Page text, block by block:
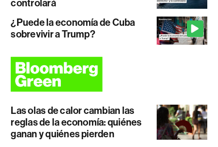
controlará
¿Puede la economía de Cuba
sobrevivir a Trump?
Las olas de calor cambian las
reglas de la economía: quiénes
ganan y quiénes pierden